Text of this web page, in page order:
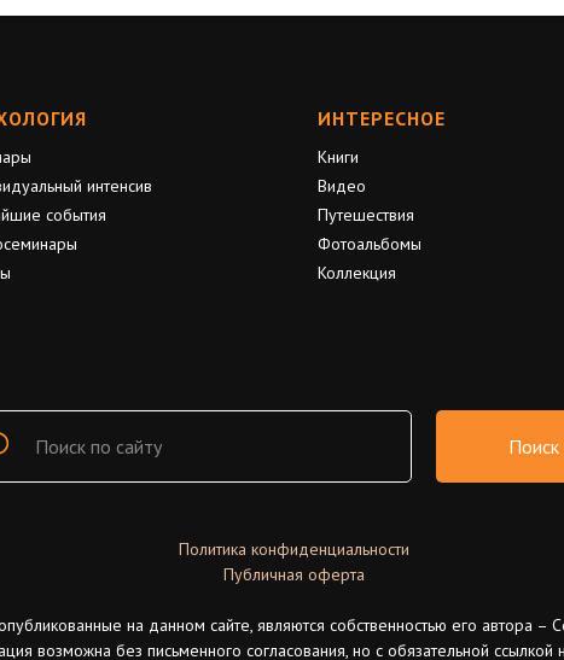
интенсив
события
ИНТЕРЕСНОЕ
Книги
Видео
Путешествия
Фотоальбомы
Коллекция
Поиск
Политика конфиденциальности
Публичная оферта
на данном сайте, являются собственностью его автора –
возможна без письменного согласования, но с обязательной ссылкой